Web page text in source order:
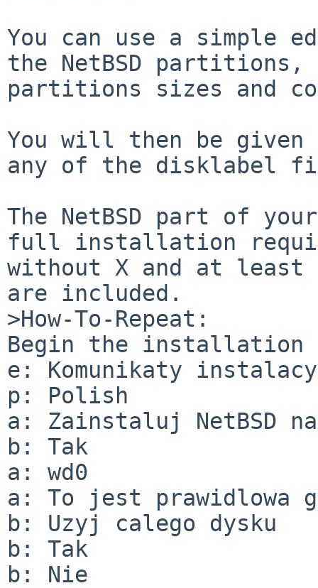
You can use a simple
the NetBSD
partitions sizes and
You will then be given
any of the disklabel
The NetBSD part of
full installation
without X and at least
are included.
>How-To-Repeat:
Begin the installation
e: Komunikaty
p: Polish
a: Zainstaluj NetBSD
b: Tak
a: wd0
a: To jest prawidlowa
b: Uzyj calego dysku
b: Tak
b: Nie